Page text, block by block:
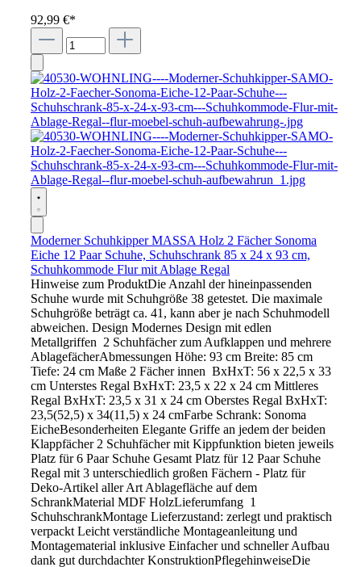
92,99 €*
Moderner Schuhkipper MASSA Holz 2 Fächer Sonoma
Eiche 12 Paar Schuhe, Schuhschrank 85 x 24 x 93 cm,
Schuhkommode Flur mit Ablage Regal
Hinweise zum ProduktDie Anzahl der hineinpassenden
Schuhe wurde mit Schuhgröße 38 getestet. Die maximale
Schuhgröße beträgt ca. 41, kann aber je nach Schuhmodell
abweichen. Design Modernes Design mit edlen
Metallgriffen 2 Schuhfächer zum Aufklappen und mehrere
AblagefächerAbmessungen Höhe: 93 cm Breite: 85 cm
Tiefe: 24 cm Maße 2 Fächer innen BxHxT: 56 x 22,5 x 33
cm Unterstes Regal BxHxT: 23,5 x 22 x 24 cm Mittleres
Regal BxHxT: 23,5 x 31 x 24 cm Oberstes Regal BxHxT:
23,5(52,5) x 34(11,5) x 24 cmFarbe Schrank: Sonoma
EicheBesonderheiten Elegante Griffe an jedem der beiden
Klappfächer 2 Schuhfächer mit Kippfunktion bieten jeweils
Platz für 6 Paar Schuhe Gesamt Platz für 12 Paar Schuhe
Regal mit 3 unterschiedlich großen Fächern - Platz für
Deko-Artikel aller Art Ablagefläche auf dem
SchrankMaterial MDF HolzLieferumfang 1
SchuhschrankMontage Lieferzustand: zerlegt und praktisch
verpackt Leicht verständliche Montageanleitung und
Montagematerial inklusive Einfacher und schneller Aufbau
dank gut durchdachter KonstruktionPflegehinweiseDie